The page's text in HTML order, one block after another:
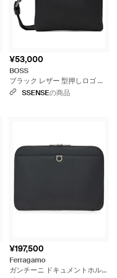
¥53,000
BOSS
ブラック レザー 型押しロゴ エ
ンベロープポーチ
SSENSEの商品
¥197,500
Ferragamo
ガンチーニ ドキュメントホルダ